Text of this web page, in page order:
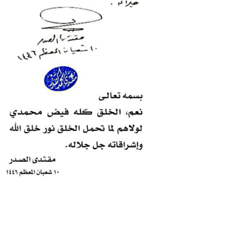
قناتنا على اليوتيوب